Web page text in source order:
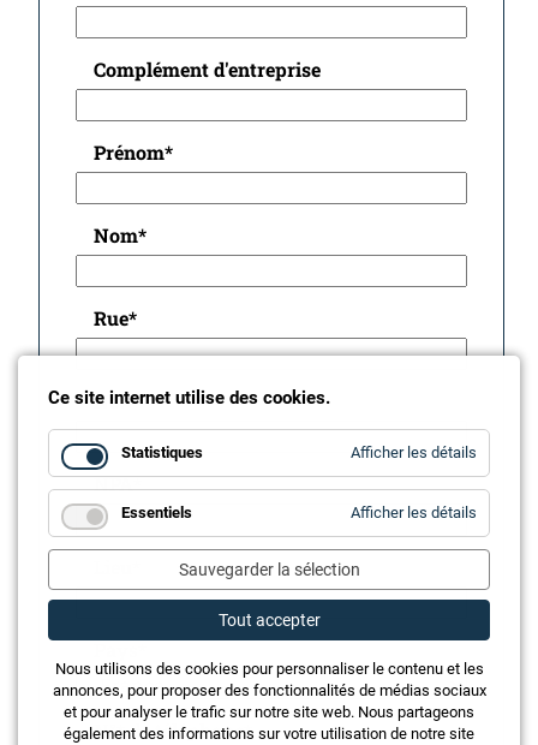
Complément d'entreprise
Prénom*
Nom*
Rue*
No.*
NPA*
Pays*
N°* de téléphone*
Ce site internet utilise des cookies.
Statistiques Afficher les détails
Essentiels Afficher les détails
Sauvegarder la sélection
Tout accepter
Nous utilisons des cookies pour personnaliser le contenu et les
annonces, pour proposer des fonctionnalités de médias sociaux
et pour analyser le trafic sur notre site web. Nous partageons
également des informations sur votre utilisation de notre site